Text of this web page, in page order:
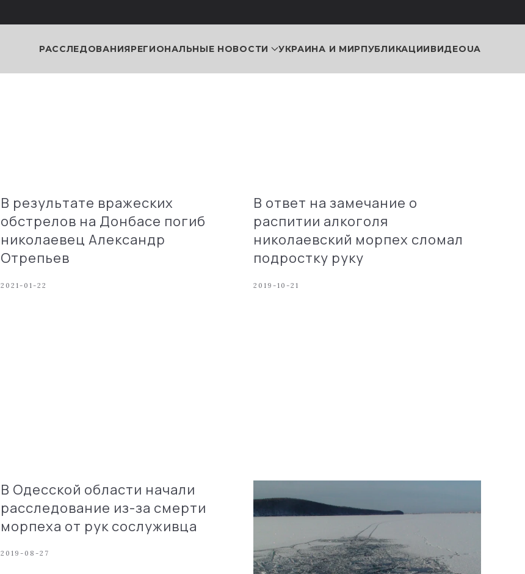
РАССЛЕДОВАНИЯРЕГИОНАЛЬНЫЕ НОВОСТИ УКРАИНА И МИРПУБЛИКАЦИИВИДЕОUA
В результате вражеских
обстрелов на Донбасе погиб
николаевец Александр
Отрепьев
2021-01-22
В ответ на замечание о
распитии алкоголя
николаевский морпех сломал
подростку руку
2019-10-21
В Одесской области начали
расследование из-за смерти
морпеха от рук сослуживца
2019-08-27